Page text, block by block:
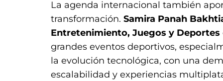
La agenda internacional también
transformación. Samira Panah
Entretenimiento, Juegos y Deportes
grandes eventos deportivos,
la evolución tecnológica, con una
escalabilidad y experiencias